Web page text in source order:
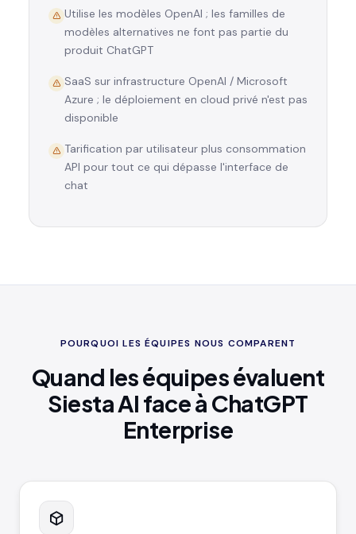
Utilise les modèles OpenAI ; les familles de
modèles alternatives ne font pas partie du
produit ChatGPT
SaaS sur infrastructure OpenAI / Microsoft
Azure ; le déploiement en cloud privé n'est pas
disponible
Tarification par utilisateur plus consommation
API pour tout ce qui dépasse l'interface de
chat
POURQUOI LES ÉQUIPES NOUS COMPARENT
Quand les équipes évaluent
Siesta AI face à ChatGPT
Enterprise